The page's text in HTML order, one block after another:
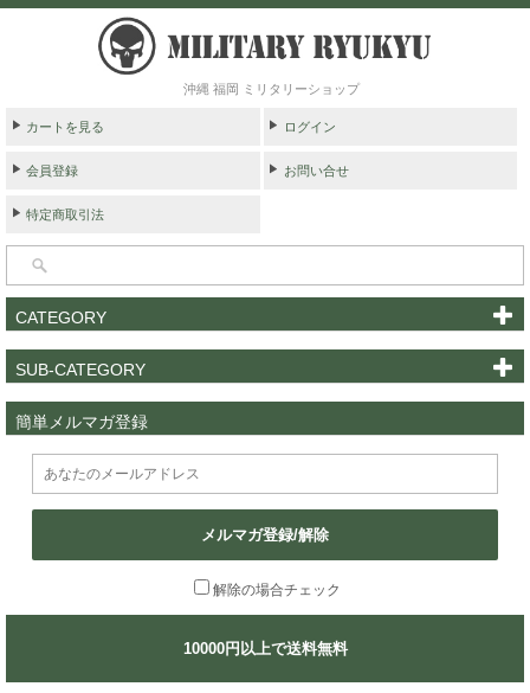
沖縄 福岡 ミリタリーショップ
カートを見る ログイン
会員登録 お問い合せ
特定商取引法
CATEGORY
SUB-CATEGORY
簡単メルマガ登録
メルマガ登録/解除
解除の場合チェック
10000円以上で送料無料